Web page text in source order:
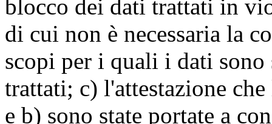
blocco dei dati trattati in
di cui non è necessaria la
scopi per i quali i dati sono
trattati; c) l'attestazione
e b) sono state portate a